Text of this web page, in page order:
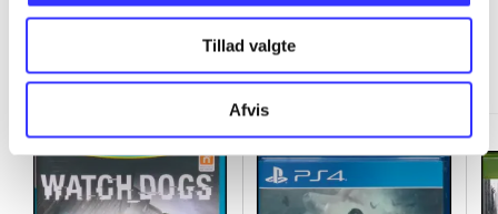
Tillad valgte
Afvis